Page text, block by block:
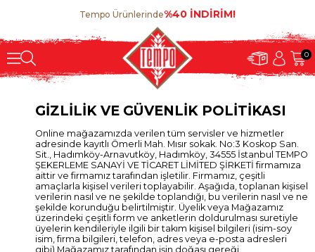
Tempo Ürünlerinde%40 İNDİRİM!
0
GİZLİLİK VE GÜVENLİK POLİTİKASI
Online mağazamızda verilen tüm servisler ve hizmetler
adresinde kayıtlı Ömerli Mah. Mısır sokak. No:3 Koskop San.
Sit., Hadımköy-Arnavutköy, Hadımköy, 34555 İstanbul TEMPO
ŞEKERLEME SANAYİ VE TİCARET LİMİTED ŞİRKETİ firmamıza
aittir ve firmamız tarafından işletilir. Firmamız, çeşitli
amaçlarla kişisel verileri toplayabilir. Aşağıda, toplanan kişisel
verilerin nasıl ve ne şekilde toplandığı, bu verilerin nasıl ve ne
şekilde korunduğu belirtilmiştir. Üyelik veya Mağazamız
üzerindeki çeşitli form ve anketlerin doldurulması suretiyle
üyelerin kendileriyle ilgili bir takım kişisel bilgileri (isim-soy
isim, firma bilgileri, telefon, adres veya e-posta adresleri
gibi) Mağazamız tarafından işin doğası gereği